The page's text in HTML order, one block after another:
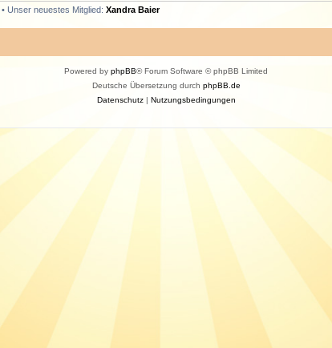
• Unser neuestes Mitglied: Xandra Baier
Powered by phpBB® Forum Software © phpBB Limited
Deutsche Übersetzung durch phpBB.de
Datenschutz| Nutzungsbedingungen